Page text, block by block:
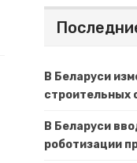
В Беларуси
строительных
В Беларуси
роботизации